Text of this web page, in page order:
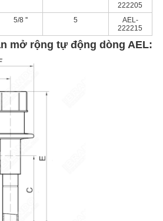
222205
5/8 '' 5
AEL-
222215
mở rộng tự động dòng AEL: